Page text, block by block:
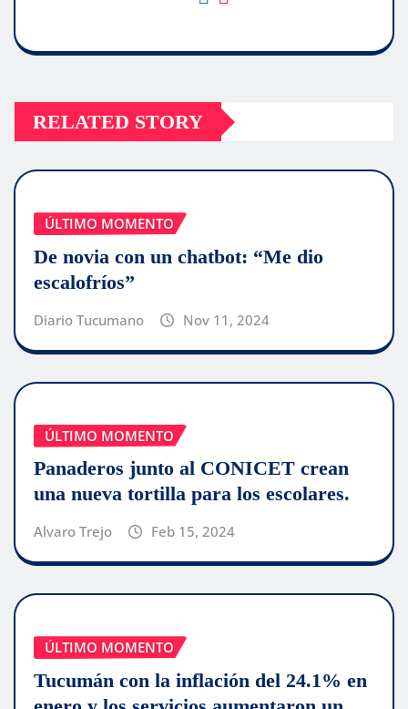
RELATED STORY
ÚLTIMO MOMENTO
De novia con un chatbot: “Me dio
escalofríos”
Diario Tucumano Nov 11, 2024
ÚLTIMO MOMENTO
Panaderos junto al CONICET crean
una nueva tortilla para los escolares.
Alvaro Trejo Feb 15, 2024
ÚLTIMO MOMENTO
Tucumán con la inflación del 24.1% en